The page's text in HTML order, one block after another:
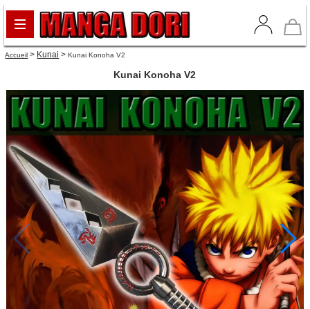
Accueil > Kunai >Kunai Konoha V2
Kunai Konoha V2